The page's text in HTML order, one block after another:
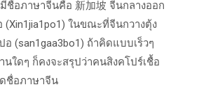
มีชื่อภาษาจีนคือ 新加坡 จีนกลางออก
(Xin1jia1po1) ในขณะที่จีนกวางตุ้ง
(san1gaa3bo1) ถ้าคิดแบบเร็วๆ
ใดๆ ก็คงจะสรุปว่าคนสิงคโปร์เชื้อ
ชื่อภาษาจีน